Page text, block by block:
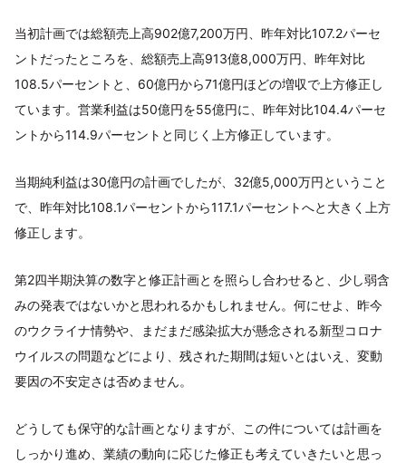
当初計画では総額売上高902億7,200万円、昨年対比107.2パーセ
ントだったところを、総額売上高913億8,000万円、昨年対比
108.5パーセントと、60億円から71億円ほどの増収で上方修正し
ています。営業利益は50億円を55億円に、昨年対比104.4パーセ
ントから114.9パーセントと同じく上方修正しています。
当期純利益は30億円の計画でしたが、32億5,000万円ということ
で、昨年対比108.1パーセントから117.1パーセントへと大きく上方
修正します。
第2四半期決算の数字と修正計画とを照らし合わせると、少し弱含
みの発表ではないかと思われるかもしれません。何にせよ、昨今
のウクライナ情勢や、まだまだ感染拡大が懸念される新型コロナ
ウイルスの問題などにより、残された期間は短いとはいえ、変動
要因の不安定さは否めません。
どうしても保守的な計画となりますが、この件については計画を
しっかり進め、業績の動向に応じた修正も考えていきたいと思っ